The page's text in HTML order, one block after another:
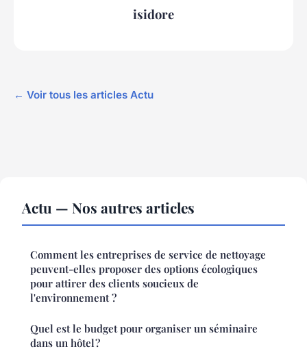
isidore
← Voir tous les articles Actu
Actu — Nos autres articles
Comment les entreprises de service de nettoyage
peuvent-elles proposer des options écologiques
pour attirer des clients soucieux de
l'environnement ?
Quel est le budget pour organiser un séminaire
dans un hôtel ?